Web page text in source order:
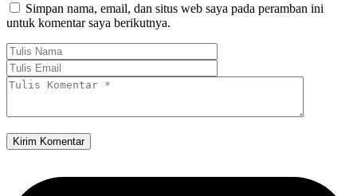
Simpan nama, email, dan situs web saya pada peramban ini
untuk komentar saya berikutnya.